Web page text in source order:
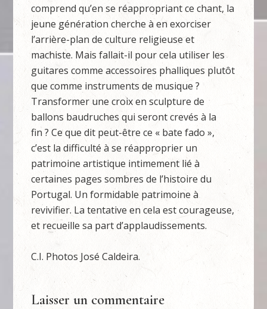
comprend qu’en se réappropriant ce chant, la
jeune génération cherche à en exorciser
l’arrière-plan de culture religieuse et
machiste. Mais fallait-il pour cela utiliser les
guitares comme accessoires phalliques plutôt
que comme instruments de musique ?
Transformer une croix en sculpture de
ballons baudruches qui seront crevés à la
fin ? Ce que dit peut-être ce « bate fado »,
c’est la difficulté à se réapproprier un
patrimoine artistique intimement lié à
certaines pages sombres de l’histoire du
Portugal. Un formidable patrimoine à
revivifier. La tentative en cela est courageuse,
et recueille sa part d’applaudissements.
C.I. Photos José Caldeira.
Laisser un commentaire